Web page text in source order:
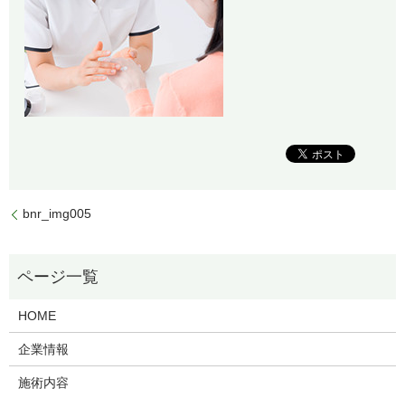
bnr_img005
HOME
企業情報
施術内容